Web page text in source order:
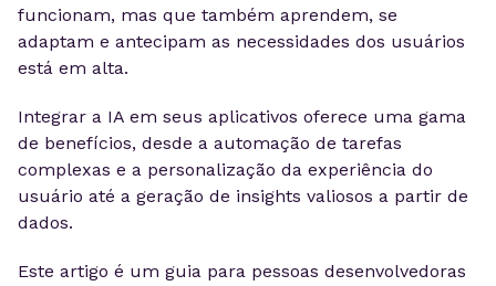
funcionam, mas que também aprendem, se
adaptam e antecipam as necessidades dos usuários
está em alta.
Integrar a IA em seus aplicativos oferece uma gama
de benefícios, desde a automação de tarefas
complexas e a personalização da experiência do
usuário até a geração de insights valiosos a partir de
dados.
Este artigo é um guia para pessoas desenvolvedoras